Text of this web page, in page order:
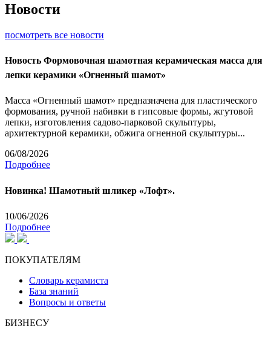
Новости
посмотреть все новости
Новость Формовочная шамотная керамическая масса для
лепки керамики «Огненный шамот»
Масса «Огненный шамот» предназначена для пластического
формования, ручной набивки в гипсовые формы, жгутовой
лепки, изготовления садово-парковой скульптуры,
архитектурной керамики, обжига огненной скульптуры...
06/08/2026
Подробнее
Новинка! Шамотный шликер «Лофт».
10/06/2026
Подробнее
ПОКУПАТЕЛЯМ
Словарь керамиста
База знаний
Вопросы и ответы
БИЗНЕСУ